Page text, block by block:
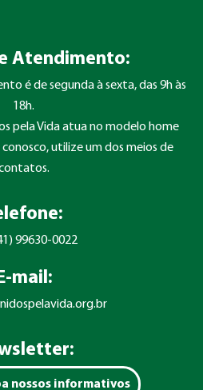
Atendimento:
é de segunda à sexta, das 9h às
18h.
pela Vida atua no modelo home
utilize um dos meios de
99630-0022
mail:
nossos informativos